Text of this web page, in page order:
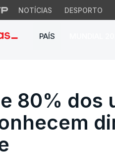
NOTÍCIAS DESPORTO
PAÍS
80% dos
80% dos